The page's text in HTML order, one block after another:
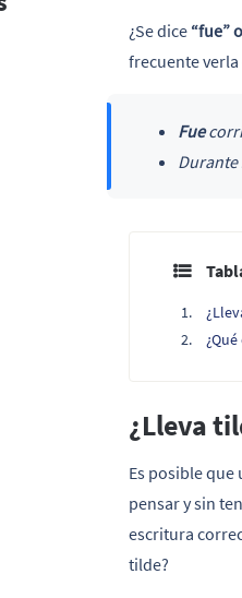
¿Se dice “fue”
frecuente
Fue
¿Lleva
Es posible que
pensar y sin
escritura
tilde?